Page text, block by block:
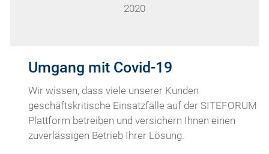
2020
Umgang mit Covid-19
Wir wissen, dass viele unserer Kunden
geschäftskritische Einsatzfälle auf der SITEFORUM
Plattform betreiben und versichern Ihnen einen
zuverlässigen Betrieb Ihrer Lösung.